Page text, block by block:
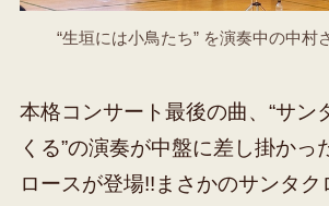
“生垣には小鳥たち” を演奏中の中村
本格コンサート最後の曲、“サン
くる”の演奏が中盤に差し掛かっ
ロースが登場!!まさかのサンタク